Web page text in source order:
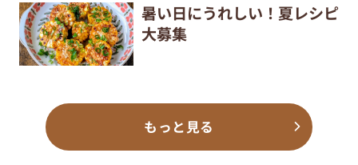
暑い日にうれしい！夏レシピ
大募集
もっと見る